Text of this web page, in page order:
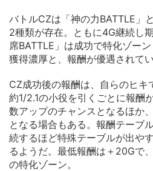
バトルCZは「神の力BATTLE」
2種類が存在。ともに4G継続し
席BATTLE」は成功で特化ゾー
獲得濃厚と、報酬が優遇されてい
CZ成功後の報酬は、自らのヒキ
約1/2.1の小役を引くごとに報酬
数アップのチャンスとなるほか
となる場合もある。報酬テーブ
続するほど特殊テーブルが出や
るようだ。最低報酬は＋20Gで
の特化ゾーン。